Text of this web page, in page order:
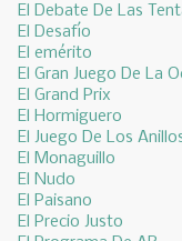
El Debate De Las
El Desafío
El emérito
El Gran Juego De La
El Grand Prix
El Hormiguero
El Juego De Los
El Monaguillo
El Nudo
El Paisano
El Precio Justo